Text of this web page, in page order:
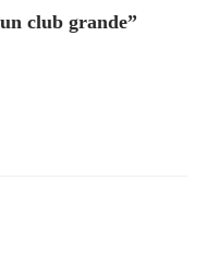
club grande”